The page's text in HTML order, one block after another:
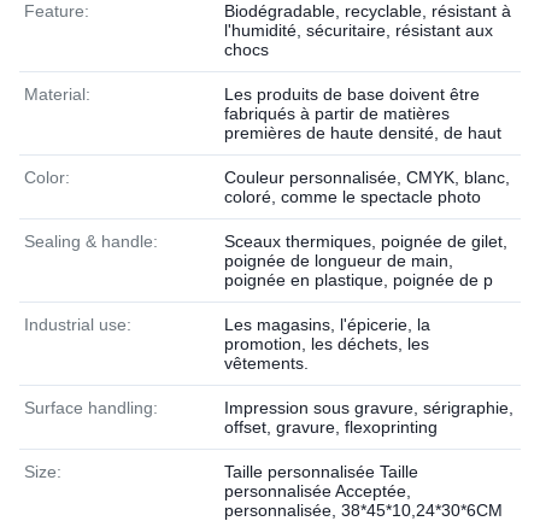
Feature:
Biodégradable, recyclable, résistant à
l'humidité, sécuritaire, résistant aux
chocs
Material:
Les produits de base doivent être
fabriqués à partir de matières
premières de haute densité, de haut
Color:
Couleur personnalisée, CMYK, blanc,
coloré, comme le spectacle photo
Sealing & handle:
Sceaux thermiques, poignée de gilet,
poignée de longueur de main,
poignée en plastique, poignée de p
Industrial use:
Les magasins, l'épicerie, la
promotion, les déchets, les
vêtements.
Surface handling:
Impression sous gravure, sérigraphie,
offset, gravure, flexoprinting
Size:
Taille personnalisée Taille
personnalisée Acceptée,
personnalisée, 38*45*10,24*30*6CM